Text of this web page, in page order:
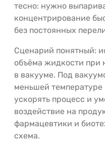
тесно: нужно
концентрирование
без постоянных
Сценарий понятный:
объёма жидкости при
в вакууме. Под
меньшей температуре
ускорять процесс и
воздействие на
фармацевтики и
схема.